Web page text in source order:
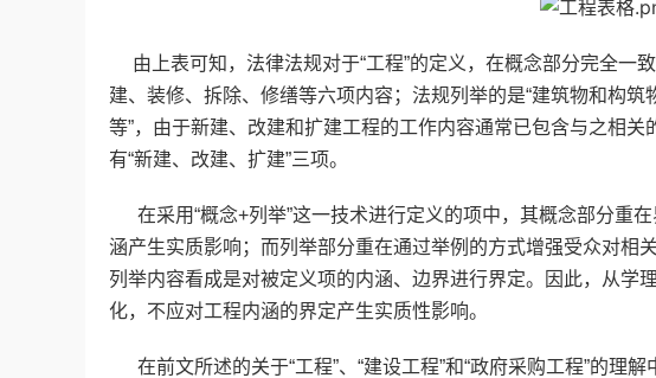
由上表可知，法律法规对于“工程”的定义，在概念部分完全一
建、装修、拆除、修缮等六项内容；法规列举的是“建筑物和构
等”，由于新建、改建和扩建工程的工作内容通常已包含与之相
有“新建、改建、扩建”三项。
在采用“概念+列举”这一技术进行定义的项中，其概念部分重
涵产生实质影响；而列举部分重在通过举例的方式增强受众对相
列举内容看成是对被定义项的内涵、边界进行界定。因此，从学
化，不应对工程内涵的界定产生实质性影响。
在前文所述的关于“工程”、“建设工程”和“政府采购工程”的理